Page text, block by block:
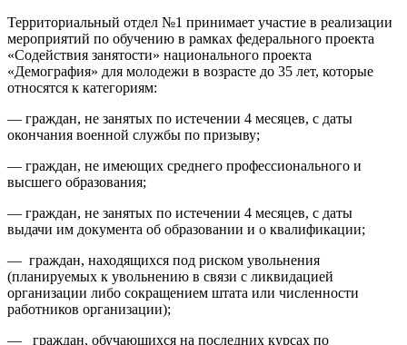
Территориальный отдел №1 принимает участие в реализации
мероприятий по обучению в рамках федерального проекта
«Содействия занятости» национального проекта
«Демография» для молодежи в возрасте до 35 лет, которые
относятся к категориям:
— граждан, не занятых по истечении 4 месяцев, с даты
окончания военной службы по призыву;
— граждан, не имеющих среднего профессионального и
высшего образования;
— граждан, не занятых по истечении 4 месяцев, с даты
выдачи им документа об образовании и о квалификации;
— граждан, находящихся под риском увольнения
(планируемых к увольнению в связи с ликвидацией
организации либо сокращением штата или численности
работников организации);
— граждан, обучающихся на последних курсах по